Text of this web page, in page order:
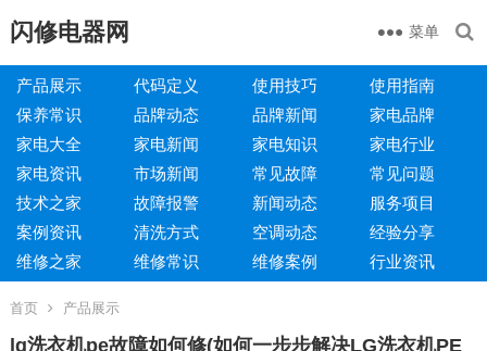
闪修电器网 菜单
产品展示 代码定义 使用技巧
使用指南
保养常识
品牌动态 品牌新闻
家电品牌
家电大全
家电新闻 家电知识
家电行业
家电资讯
市场新闻 常见故障
常见问题
技术之家
故障报警 新闻动态
服务项目
案例资讯
清洗方式 空调动态
经验分享
维修之家
维修常识 维修案例 行业资讯
首页 产品展示
lg洗衣机pe故障如何修(如何一步步解决LG洗衣机PE